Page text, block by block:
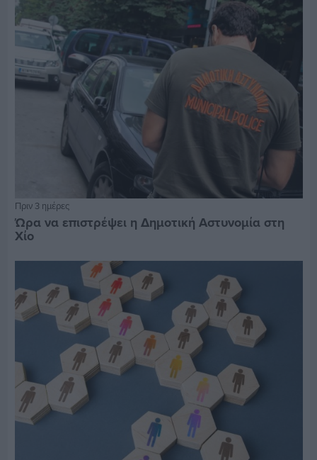
Πριν 3 ημέρες
Ώρα να επιστρέψει η Δημοτική Αστυνομία στη
Χίο